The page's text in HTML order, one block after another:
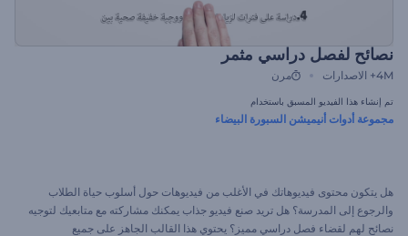
نصائح لفصل دراسي مثمر
4M+ الاصدارات مرن
تم إنشاء هذا الفيديو المسبق باستخدام
مجموعة أدوات أنيميشن السبورة البيضاء
هل يتكون محتوى فيديوهاتك في الأغلب من فيديوهات حول أسلوب حياة الطلاب
والرجوع إلى المدرسة؟ هل تريد صنع فيديو جذاب يمكنك مشاركته مع متابعيك لتوجيه
نصائح لهم لقضاء فصل دراسي مميز؟ يحتوي هذا القالب الجاهز على جميع